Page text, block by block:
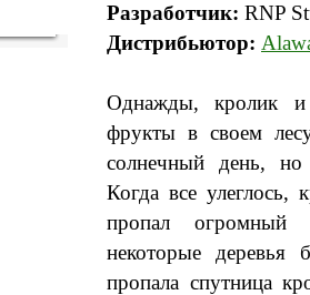
Разработчик: RNP
Дистрибьютор:
Однажды, кролик
фрукты в своем
солнечный день, но
Когда все улеглось,
пропал огромный
некоторые
пропала спутница